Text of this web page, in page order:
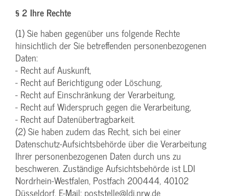
§ 2 Ihre Rechte
(1) Sie haben gegenüber uns folgende Rechte
hinsichtlich der Sie betreffenden personenbezogenen
Daten:
- Recht auf Auskunft,
- Recht auf Berichtigung oder Löschung,
- Recht auf Einschränkung der Verarbeitung,
- Recht auf Widerspruch gegen die Verarbeitung,
- Recht auf Datenübertragbarkeit.
(2) Sie haben zudem das Recht, sich bei einer
Datenschutz-Aufsichtsbehörde über die Verarbeitung
Ihrer personenbezogenen Daten durch uns zu
beschweren. Zuständige Aufsichtsbehörde ist LDI
Nordrhein-Westfalen, Postfach 200444, 40102
Düsseldorf, E-Mail: poststelle@ldi.nrw.de